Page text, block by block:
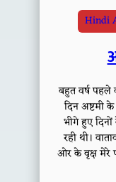
Hindi
बहुत वर्ष पहले
दिन अष्टमी
भीगे हुए
रही थी।
ओर के वृक्ष मेरे